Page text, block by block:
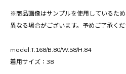
※商品画像はサンプルを使用しているた
異なる場合がございます。予めご了承くだ
model:T.168/B.80/W.58/H.84
着用サイズ：38